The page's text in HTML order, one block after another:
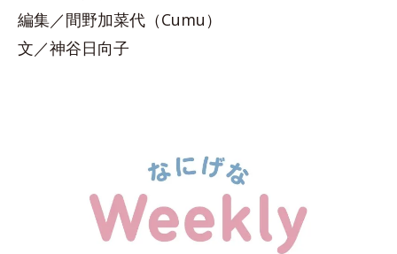
編集／間野加菜代（Cumu）
文／神谷日向子